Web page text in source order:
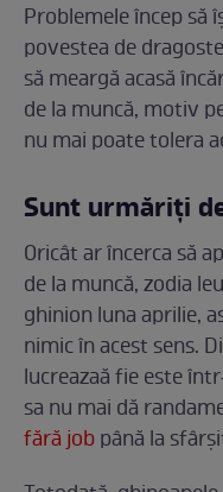
Problemele încep să
povestea de
să meargă acasă
de la muncă, motiv
nu mai poate tolera
Sunt urmăriți
Oricât ar încerca să
de la muncă, zodia leu
ghinion luna aprilie,
nimic în acest sens.
lucreazaă fie este
sa nu mai dă
fără jobpână la